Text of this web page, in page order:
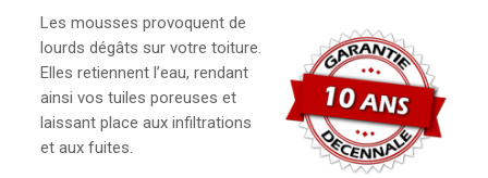
Les mousses provoquent de
lourds dégâts sur votre toiture.
Elles retiennent l’eau, rendant
ainsi vos tuiles poreuses et
laissant place aux infiltrations
et aux fuites.